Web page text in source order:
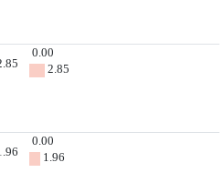
0.00
2.85
0.00
1.96